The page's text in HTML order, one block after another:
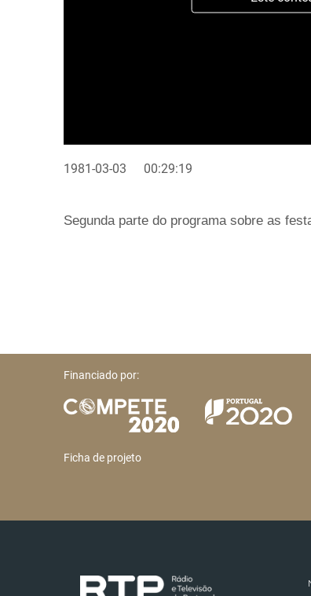
1981-03-03 00:29:19
Segunda parte do programa sobre as
Financiado por:
Ficha de projeto